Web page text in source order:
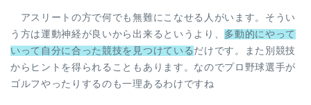
アスリートの方で何でも無難にこなせる人がいます。そうい
う方は運動神経が良いから出来るというより、 多動的にやって
いって自分に合った競技を見つけている だけです。また別競技
からヒントを得られることもあります。なのでプロ野球選手が
ゴルフやったりするのも一理あるわけですね